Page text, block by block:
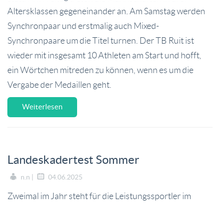
Altersklassen gegeneinander an. Am Samstag werden
Synchronpaar und erstmalig auch Mixed-
Synchronpaare um die Titel turnen. Der TB Ruit ist
wieder mit insgesamt 10 Athleten am Start und hofft,
ein Wörtchen mitreden zu können, wenn es um die
Vergabe der Medaillen geht.
Weiterlesen
Landeskadertest Sommer
n.n | 04.06.2025
Zweimal im Jahr steht für die Leistungssportler im